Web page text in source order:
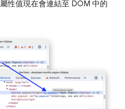
屬性值現在會連結至 DOM 中的